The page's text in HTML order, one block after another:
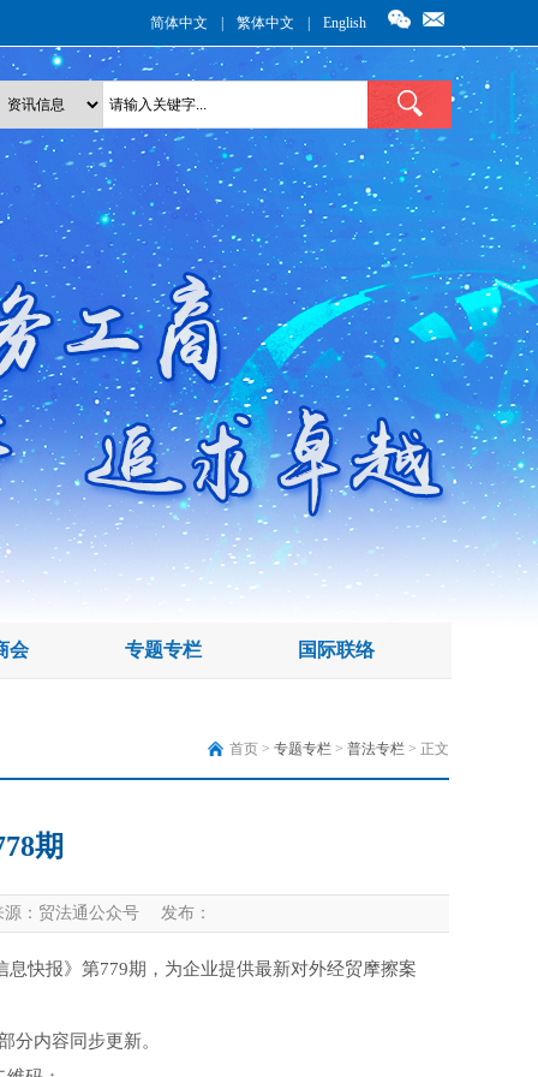
简体中文 繁体中文 English
会 专题专栏 国际联络
首页 > 专题专栏 > 普法专栏 > 正文
期
：贸法通公众号 发布：
快报》第779期，为企业提供最新对外经贸摩擦案
内容同步更新。